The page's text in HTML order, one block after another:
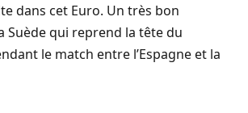
dans cet Euro. Un très bon
Suède qui reprend la tête du
le match entre l’Espagne et la